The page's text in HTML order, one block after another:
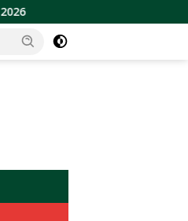
Sulbar Raih Penghargaan